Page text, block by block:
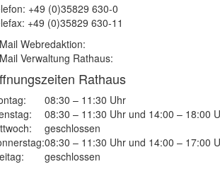
+49 (0)35829 630-0
+49 (0)35829 630-11
Webredaktion:
Verwaltung Rathaus:
Rathaus
08:30 – 11:30 Uhr
08:30 – 11:30 Uhr und 14:00 – 18:00
geschlossen
08:30 – 11:30 Uhr und 14:00 – 17:00
geschlossen